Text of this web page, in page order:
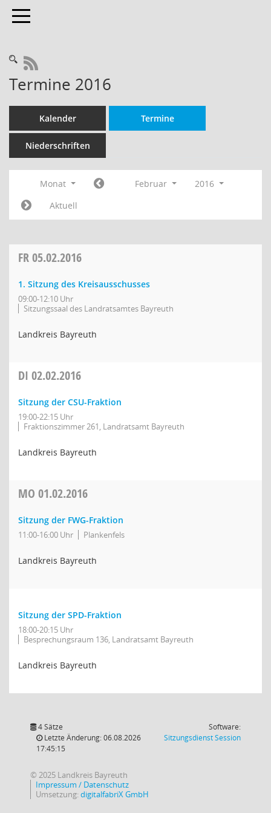
Toggle navigation
RSS-Feed
Termine 2016
Kalender Termine
Niederschriften
Monat Februar
2016
Aktuell
FR05.02.2016
1. Sitzung des Kreisausschusses
09:00-12:10 Uhr
Sitzungssaal des Landratsamtes Bayreuth
Landkreis Bayreuth
DI 02.02.2016
Sitzung der CSU-Fraktion
19:00-22:15 Uhr
Fraktionszimmer 261, Landratsamt Bayreuth
Landkreis Bayreuth
MO 01.02.2016
Sitzung der FWG-Fraktion
11:00-16:00 Uhr Plankenfels
Landkreis Bayreuth
Sitzung der SPD-Fraktion
18:00-20:15 Uhr
Besprechungsraum 136, Landratsamt Bayreuth
Landkreis Bayreuth
4 Sätze
Letzte Änderung: 06.08.2026
17:45:15
Software:
SitzungsdienstSession(Wird in
© 2025 Landkreis Bayreuth
Impressum / Datenschutz
Umsetzung:digitalfabriX GmbH